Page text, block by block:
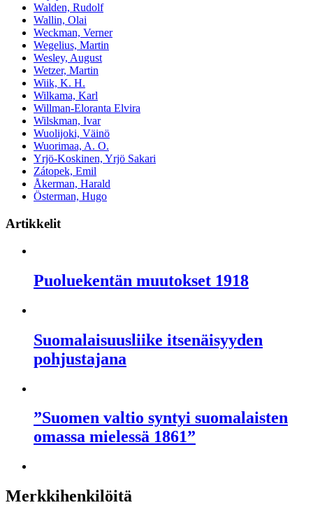
Walden, Rudolf
Wallin, Olai
Weckman, Verner
Wegelius, Martin
Wesley, August
Wetzer, Martin
Wiik, K. H.
Wilkama, Karl
Willman-Eloranta Elvira
Wilskman, Ivar
Wuolijoki, Väinö
Wuorimaa, A. O.
Yrjö-Koskinen, Yrjö Sakari
Zátopek, Emil
Åkerman, Harald
Österman, Hugo
Artikkelit
Puoluekentän muutokset 1918
Suomalaisuusliike itsenäisyyden
pohjustajana
”Suomen valtio syntyi suomalaisten
omassa mielessä 1861”
Merkkihenkilöitä